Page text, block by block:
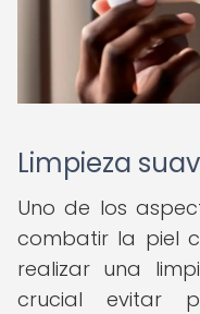
Limpieza
Uno de los
combatir la piel
realizar una
crucial evitar